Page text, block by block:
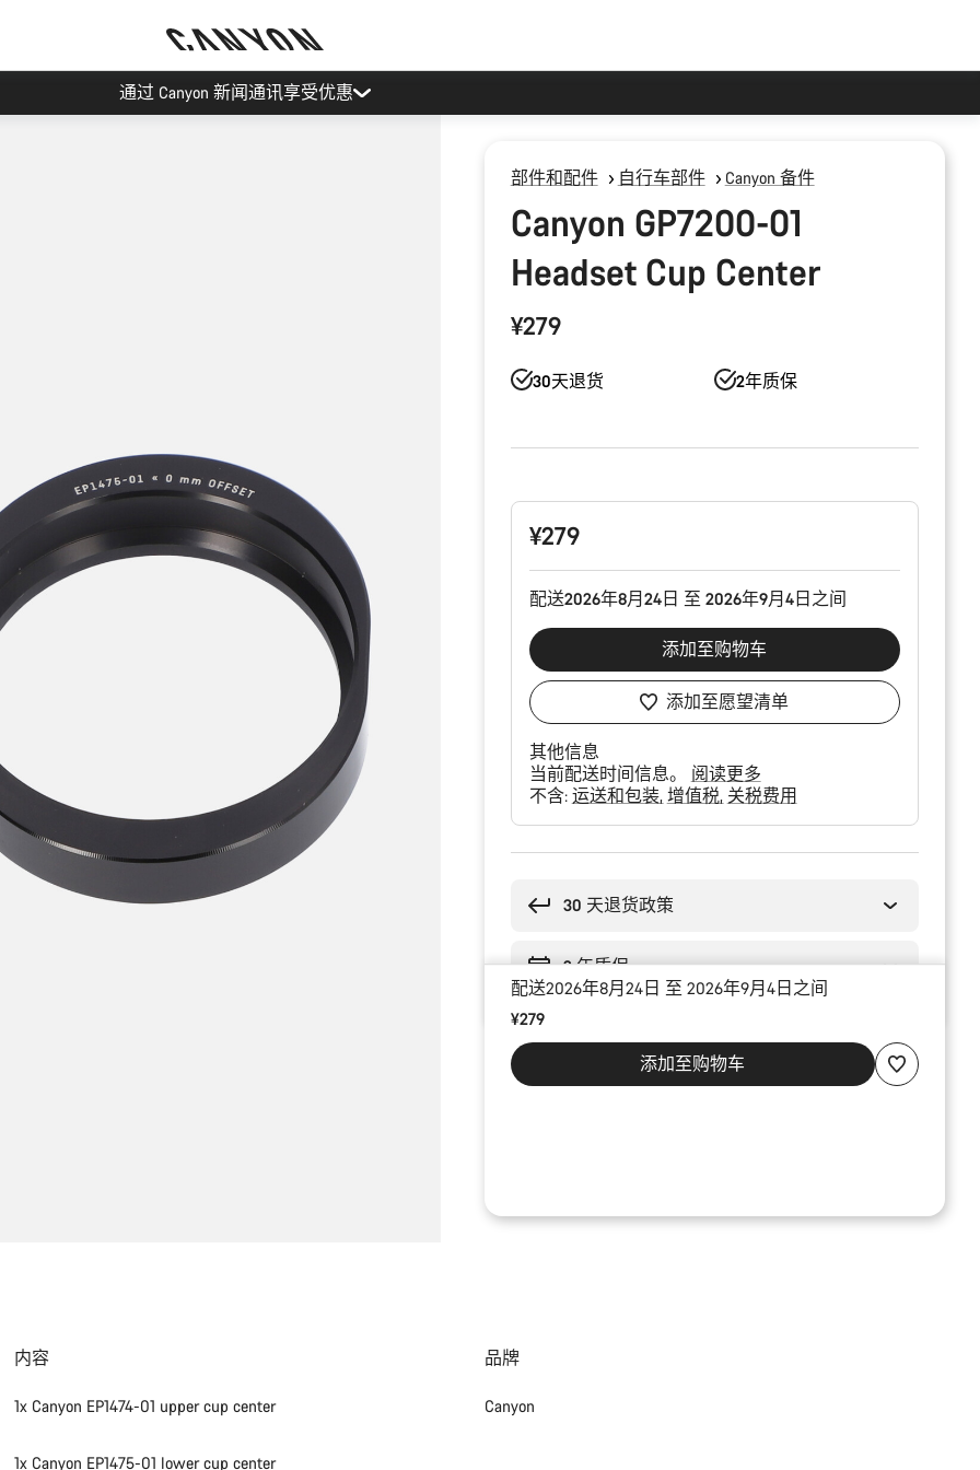
通过 Canyon 新闻通讯享受优惠
部件和配件 自行车部件 Canyon 备件
Canyon GP7200-01
Headset Cup Center
¥279
30天退货 2年质保
配
¥279
配送2026年8月24日 至 2026年9月4日之间
添加至购物车
添加至愿望清单
其他信息
当前配送时间信息。 阅读更多
不含: 运送和包装 增值税 关税费用
30 天退货政策
2 年质保
配送2026年8月24日 至 2026年9月4日之间
¥279
添加至购物车
内容
1x Canyon EP1474-01 upper cup center
1x Canyon EP1475-01 lower cup center
品牌
Canyon